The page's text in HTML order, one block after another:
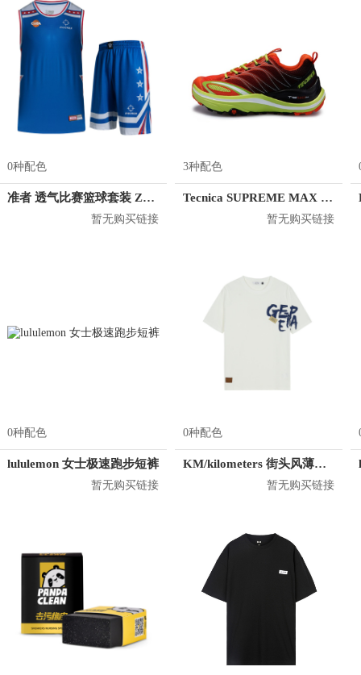
0种配色
准者 透气比赛篮球套装 Z118210177
暂无购买链接
3种配色
Tecnica SUPREME MAX 2.0
暂无购买链接
0种配色
lululemon 女士极速跑步短裤
暂无购买链接
0种配色
KM/kilometers 街头风薄款印花短袖T恤 男女同款 M2X2108248
暂无购买链接